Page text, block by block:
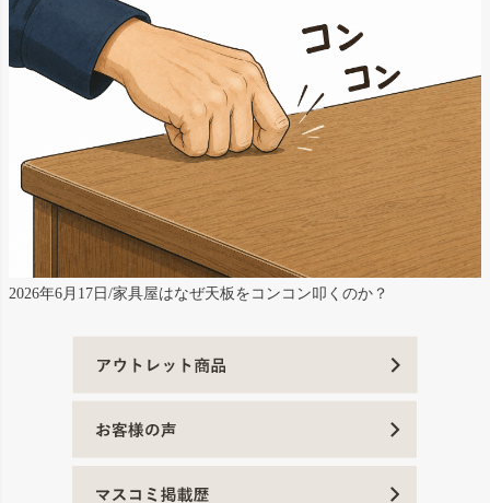
2026年6月17日/家具屋はなぜ天板をコンコン叩くのか？